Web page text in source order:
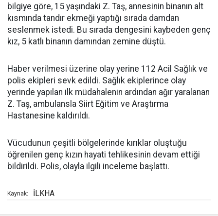
bilgiye göre, 15 yaşındaki Z. Taş, annesinin binanın alt
kısmında tandır ekmeği yaptığı sırada damdan
seslenmek istedi. Bu sırada dengesini kaybeden genç
kız, 5 katlı binanın damından zemine düştü.
Haber verilmesi üzerine olay yerine 112 Acil Sağlık ve
polis ekipleri sevk edildi. Sağlık ekiplerince olay
yerinde yapılan ilk müdahalenin ardından ağır yaralanan
Z. Taş, ambulansla Siirt Eğitim ve Araştırma
Hastanesine kaldırıldı.
Vücudunun çeşitli bölgelerinde kırıklar oluştuğu
öğrenilen genç kızın hayati tehlikesinin devam ettiği
bildirildi. Polis, olayla ilgili inceleme başlattı.
Kaynak: İLKHA